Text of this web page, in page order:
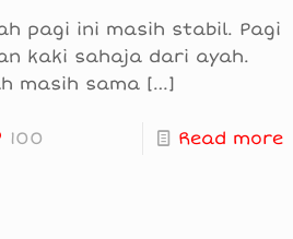
pagi ini masih stabil. Pagi
kaki sahaja dari ayah.
masih sama […]
100 Read more